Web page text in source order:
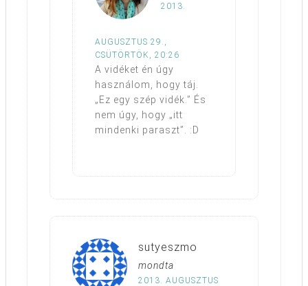
2013.
AUGUSZTUS 29.,
CSÜTÖRTÖK, 20:26
A vidéket én úgy
használom, hogy táj.
„Ez egy szép vidék.” És
nem úgy, hogy „itt
mindenki paraszt”. :D
sutyeszmo
mondta
2013. AUGUSZTUS